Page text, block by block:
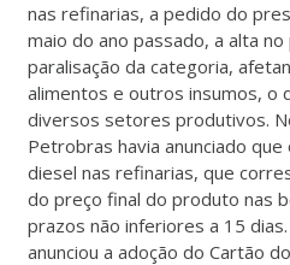
nas refinarias, a pedido do
maio do ano passado, a alta
paralisação da categoria,
alimentos e outros insumos, o
diversos setores produtivos.
Petrobras havia anunciado
diesel nas refinarias, que
do preço final do produto nas
prazos não inferiores a 15
anunciou a adoção do Cartão